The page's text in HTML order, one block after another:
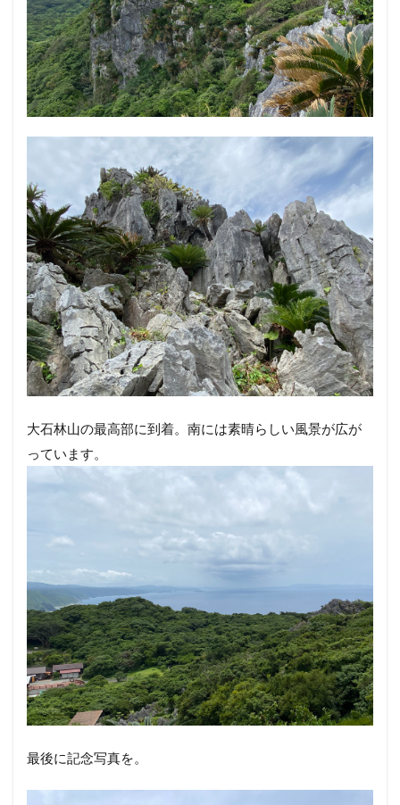
大石林山の最高部に到着。南には素晴らしい風景が広が
っています。
最後に記念写真を。